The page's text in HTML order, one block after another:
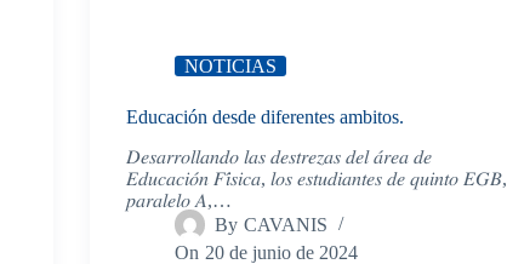
NOTICIAS
Educación desde diferentes ambitos.
𝐷𝑒𝑠𝑎𝑟𝑟𝑜𝑙𝑙𝑎𝑛𝑑𝑜 𝑙𝑎𝑠 𝑑𝑒𝑠𝑡𝑟𝑒𝑧𝑎𝑠 𝑑𝑒𝑙 𝑎́𝑟𝑒𝑎 𝑑𝑒
𝐸𝑑𝑢𝑐𝑎𝑐𝑖𝑜́𝑛 𝐹𝑖́𝑠𝑖𝑐𝑎, 𝑙𝑜𝑠 𝑒𝑠𝑡𝑢𝑑𝑖𝑎𝑛𝑡𝑒𝑠 𝑑𝑒 𝑞𝑢𝑖𝑛𝑡𝑜 𝐸𝐺𝐵,
𝑝𝑎𝑟𝑎𝑙𝑒𝑙𝑜 𝐴,…
By CAVANIS
On 20 de junio de 2024